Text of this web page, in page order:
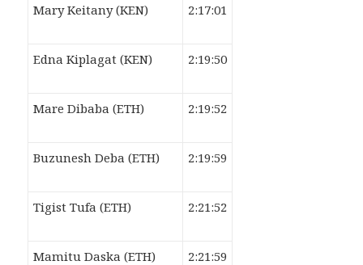
Mary Keitany (KEN)
2:17:01
Edna Kiplagat (KEN) 2:19:50
Mare Dibaba (ETH) 2:19:52
Buzunesh Deba (ETH) 2:19:59
Tigist Tufa (ETH) 2:21:52
Mamitu Daska (ETH) 2:21:59